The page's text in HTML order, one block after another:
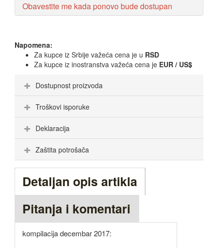
Obavestite me kada ponovo bude dostupan
Napomena:
Za kupce iz Srbije važeća cena je u RSD
Za kupce iz inostranstva važeća cena je EUR / US$
Dostupnost proizvoda
Troškovi isporuke
Deklaracija
Zaštita potrošača
Detaljan opis artikla
Pitanja i komentari
kompilacija decembar 2017: